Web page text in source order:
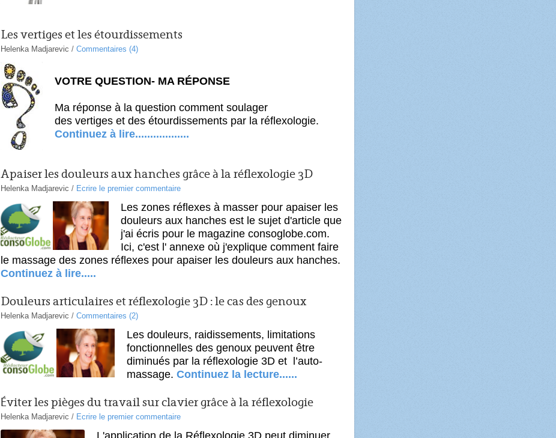
Les vertiges et les étourdissements
Helenka Madjarevic / Commentaires (4)
VOTRE QUESTION- MA RÉPONSE
Ma réponse à la question comment soulager
des vertiges et des étourdissements par la réflexologie.
Continuez à lire..................
Apaiser les douleurs aux hanches grâce à la réflexologie 3D
Helenka Madjarevic / Ecrire le premier commentaire
Les zones réflexes à masser pour apaiser les
douleurs aux hanches est le sujet d'article que
j'ai écris pour le magazine consoglobe.com.
Ici, c'est l' annexe où j'explique comment faire
le massage des zones réflexes pour apaiser les douleurs aux hanches.
Continuez à lire.....
Douleurs articulaires et réflexologie 3D : le cas des genoux
Helenka Madjarevic / Commentaires (2)
Les douleurs, raidissements, limitations
fonctionnelles des genoux peuvent être
diminués par la réflexologie 3D et l’auto-
massage. Continuez la lecture......
Éviter les pièges du travail sur clavier grâce à la réflexologie
Helenka Madjarevic / Ecrire le premier commentaire
L'application de la Réflexologie 3D peut diminuer